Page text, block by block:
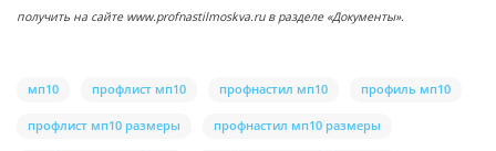
получить на сайте www.profnastilmoskva.ru в разделе «Документы».
мп10 профлист мп10 профнастил мп10 профиль мп10
профлист мп10 размеры профнастил мп10 размеры